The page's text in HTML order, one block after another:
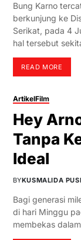
Bung Karno
berkunjung ke
Serikat, pada 4
hal tersebut
READ MORE
ArtikelFilm
Hey
Tanpa
Ideal
BYKUSMALIDA
Bagi generasi
di hari Minggu
membekas